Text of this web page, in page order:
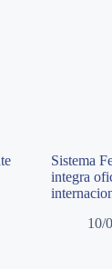
Sistema
integra
10/